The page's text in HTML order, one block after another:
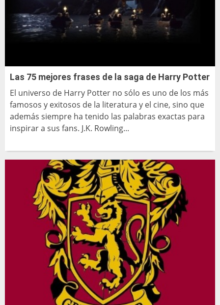
Las 75 mejores frases de la saga de Harry Potter
El universo de Harry Potter no sólo es uno de los más
famosos y exitosos de la literatura y el cine, sino que
además siempre ha tenido las palabras exactas para
inspirar a sus fans. J.K. Rowling...